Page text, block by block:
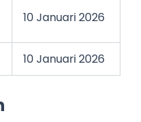
10 Januari 2026
10 Januari 2026